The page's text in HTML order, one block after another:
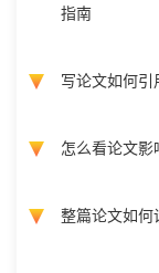
指南
写论文如何引
怎么看论文影
整篇论文如何